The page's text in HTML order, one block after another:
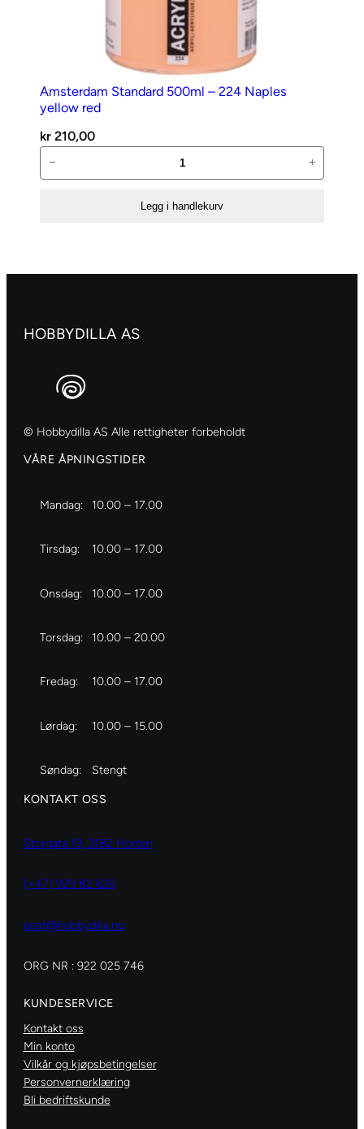
Amsterdam Standard 500ml – 224 Naples
yellow red
kr 210,00
Standard
yellow
− +
Legg i handlekurv
HOBBYDILLA AS
© Hobbydilla AS Alle rettigheter forbeholdt
VÅRE ÅPNINGSTIDER
Mandag: 10.00 – 17.00
Tirsdag: 10.00 – 17.00
Onsdag: 10.00 – 17.00
Torsdag: 10.00 – 20.00
Fredag: 10.00 – 17.00
Lørdag: 10.00 – 15.00
Søndag: Stengt
KONTAKT OSS
Storgata 19, 3182 Horten
(+47) 929 82 626
post@hobbydilla.no
ORG NR : 922 025 746
KUNDESERVICE
Kontakt oss
Min konto
Vilkår og kjøpsbetingelser
Personvernerklæring
Bli bedriftskunde